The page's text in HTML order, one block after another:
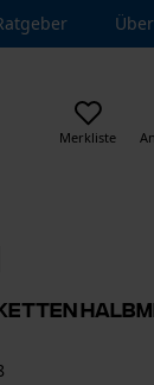
Merkliste